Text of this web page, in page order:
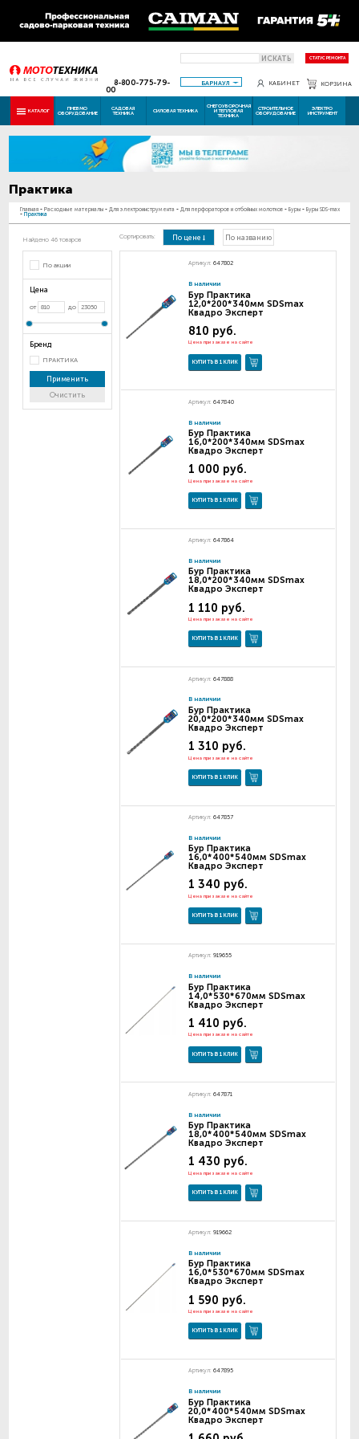
ИСКАТЬ СТАТУС РЕМОНТА
8-800-775-79-
00
БАРНАУЛ КАБИНЕТ КОРЗИНА
КАТАЛОГ ПНЕВМО
ОБОРУДОВАНИЕ
САДОВАЯ
ТЕХНИКА СИЛОВАЯ ТЕХНИКА
СНЕГОУБОРОЧНАЯ
И ТЕПЛОВАЯ
ТЕХНИКА
СТРОИТЕЛЬНОЕ
ОБОРУДОВАНИЕ
ЭЛЕКТРО
ИНСТРУМЕНТ
Практика
Главная - Расходные материалы - Для электроинструмента - Для перфораторов и отбойных молотков - Буры - Буры SDS-max
- Практика
Найдено 46 товаров
По акции
Цена
от до
Бренд
ПРАКТИКА
Применить
Очистить
Сортировать: По цене По названию
Артикул: 647802
В наличии
Бур Практика
12,0*200*340мм SDSmax
Квадро Эксперт
810 руб.
Цена при заказе на сайте
КУПИТЬ В 1 КЛИК
Артикул: 647840
В наличии
Бур Практика
16,0*200*340мм SDSmax
Квадро Эксперт
1 000 руб.
Цена при заказе на сайте
КУПИТЬ В 1 КЛИК
Артикул: 647864
В наличии
Бур Практика
18,0*200*340мм SDSmax
Квадро Эксперт
1 110 руб.
Цена при заказе на сайте
КУПИТЬ В 1 КЛИК
Артикул: 647888
В наличии
Бур Практика
20,0*200*340мм SDSmax
Квадро Эксперт
1 310 руб.
Цена при заказе на сайте
КУПИТЬ В 1 КЛИК
Артикул: 647857
В наличии
Бур Практика
16,0*400*540мм SDSmax
Квадро Эксперт
1 340 руб.
Цена при заказе на сайте
КУПИТЬ В 1 КЛИК
Артикул: 919655
В наличии
Бур Практика
14,0*530*670мм SDSmax
Квадро Эксперт
1 410 руб.
Цена при заказе на сайте
КУПИТЬ В 1 КЛИК
Артикул: 647871
В наличии
Бур Практика
18,0*400*540мм SDSmax
Квадро Эксперт
1 430 руб.
Цена при заказе на сайте
КУПИТЬ В 1 КЛИК
Артикул: 919662
В наличии
Бур Практика
16,0*530*670мм SDSmax
Квадро Эксперт
1 590 руб.
Цена при заказе на сайте
КУПИТЬ В 1 КЛИК
Артикул: 647895
В наличии
Бур Практика
20,0*400*540мм SDSmax
Квадро Эксперт